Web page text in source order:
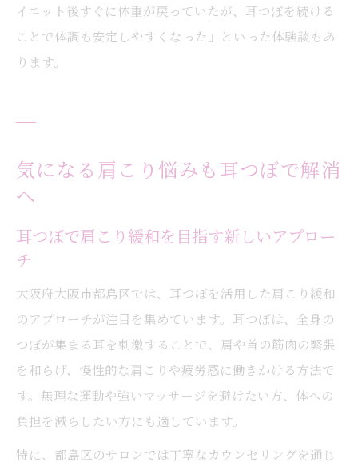
イエット後すぐに体重が戻っていたが、耳つぼを続ける
ことで体調も安定しやすくなった」といった体験談もあ
ります。
気になる肩こり悩みも耳つぼで解消
へ
耳つぼで肩こり緩和を目指す新しいアプロー
チ
大阪府大阪市都島区では、耳つぼを活用した肩こり緩和
のアプローチが注目を集めています。耳つぼは、全身の
つぼが集まる耳を刺激することで、肩や首の筋肉の緊張
を和らげ、慢性的な肩こりや疲労感に働きかける方法で
す。無理な運動や強いマッサージを避けたい方、体への
負担を減らしたい方にも適しています。
特に、都島区のサロンでは丁寧なカウンセリングを通じ